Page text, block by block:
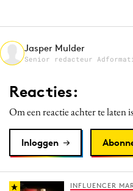
Interne communicatie
Martech
Media
Merkstrategie
Purpose Marketing
Reputatie & crisis
Jasper Mulder
Senior redacteur
Reacties:
Om een reactie achter te laten
Inloggen
INFLUENCER